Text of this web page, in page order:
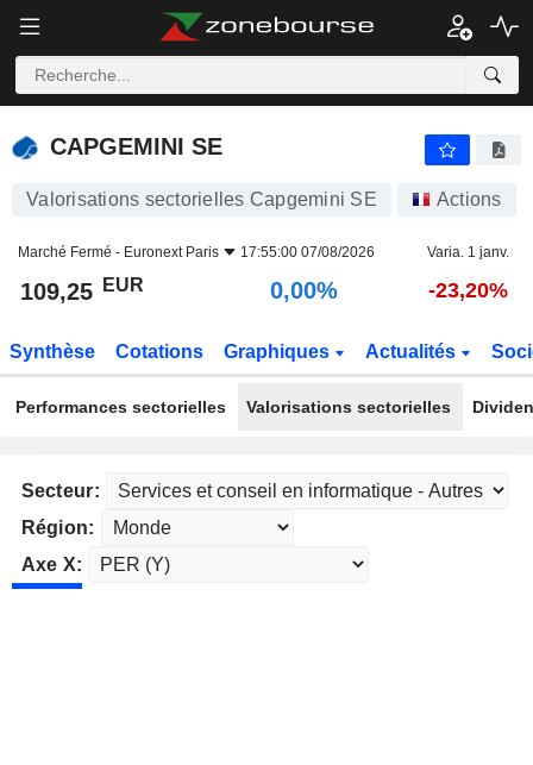
CAPGEMINI SE
CAPGEMINI SE
Valorisations sectorielles Capgemini SE Actions
Marché Fermé - Euronext Paris 17:55:00 07/08/2026 Varia. 1 janv.
109,25 EUR 0,00% -23,20%
Synthèse Cotations Graphiques Actualités
Performances sectorielles Valorisations sectorielles
Secteur:
Région:
Axe X: